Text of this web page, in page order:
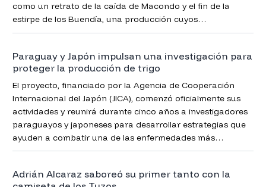
como un retrato de la caída de Macondo y el fin de la
estirpe de los Buendía, una producción cuyos
protagonistas aún no creen haberla sacado adelante por
Paraguay y Japón impulsan una investigación para
proteger la producción de trigo
El proyecto, financiado por la Agencia de Cooperación
Internacional del Japón (JICA), comenzó oficialmente sus
actividades y reunirá durante cinco años a investigadores
paraguayos y japoneses para desarrollar estrategias que
ayuden a combatir una de las enfermedades más
perjudiciales para el cultivo de trigo.
Adrián Alcaraz saboreó su primer tanto con la